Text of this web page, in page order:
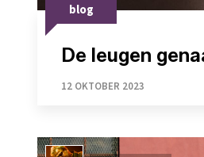
blog
De leugen
12 OKTOBER 2023